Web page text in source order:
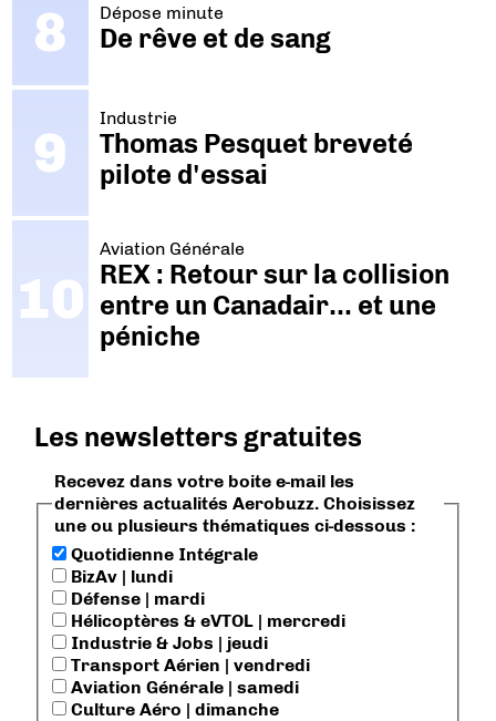
Dépose minute
De rêve et de sang
Industrie
Thomas Pesquet breveté
pilote d'essai
Aviation Générale
REX : Retour sur la collision
entre un Canadair… et une
péniche
Les newsletters gratuites
Recevez dans votre boite e-mail les
dernières actualités Aerobuzz. Choisissez
une ou plusieurs thématiques ci-dessous :
Quotidienne Intégrale
BizAv | lundi
Défense | mardi
Hélicoptères & eVTOL | mercredi
Industrie & Jobs | jeudi
Transport Aérien | vendredi
Aviation Générale | samedi
Culture Aéro | dimanche